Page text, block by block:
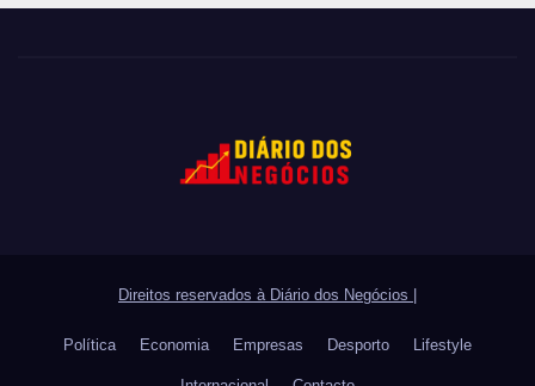
Direitos reservados à Diário dos Negócios
Política Economia Empresas Desporto Lifestyle